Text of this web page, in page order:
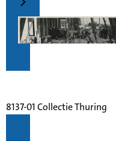
8137-01 Collectie Thuring